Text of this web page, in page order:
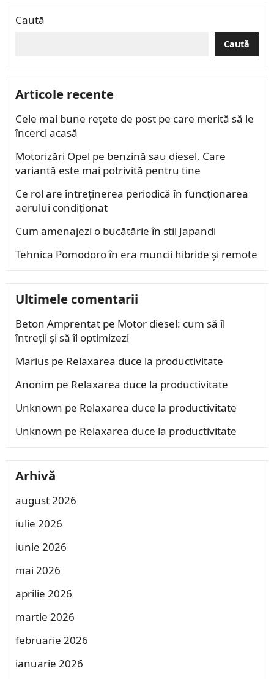
Caută
Caută
Articole recente
Cele mai bune rețete de post pe care merită să le
încerci acasă
Motorizări Opel pe benzină sau diesel. Care
variantă este mai potrivită pentru tine
Ce rol are întreținerea periodică în funcționarea
aerului condiționat
Cum amenajezi o bucătărie în stil Japandi
Tehnica Pomodoro în era muncii hibride și remote
Ultimele comentarii
Beton Amprentatpe Motor diesel: cum să îl
întreții și să îl optimizezi
Mariuspe Relaxarea duce la productivitate
Anonim pe Relaxarea duce la productivitate
Unknown pe Relaxarea duce la productivitate
Unknown pe Relaxarea duce la productivitate
Arhivă
august 2026
iulie 2026
iunie 2026
mai 2026
aprilie 2026
martie 2026
februarie 2026
ianuarie 2026